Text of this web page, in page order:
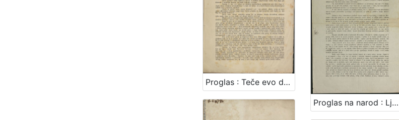
Proglas : Teče evo dvadeset i osma godina, kako smo s Narodnim novinama i Danicom ... / Dr. Ljudevit Gaj
Proglas na narod : Ljubezni narode! mila bratjo! / U Rumi na dan 28. serpnja 1849. Jelačić, ban